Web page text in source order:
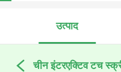
उत्पाद
चीन इंटरएक्टिव टच